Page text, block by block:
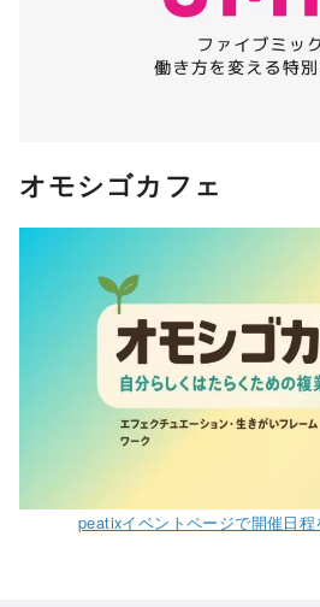
オモシゴカフェ
peatixイベントページで開催日程